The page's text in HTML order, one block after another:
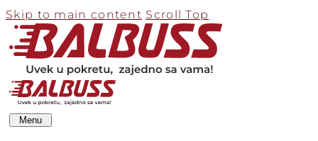
Skip to main content Scroll Top
Menu